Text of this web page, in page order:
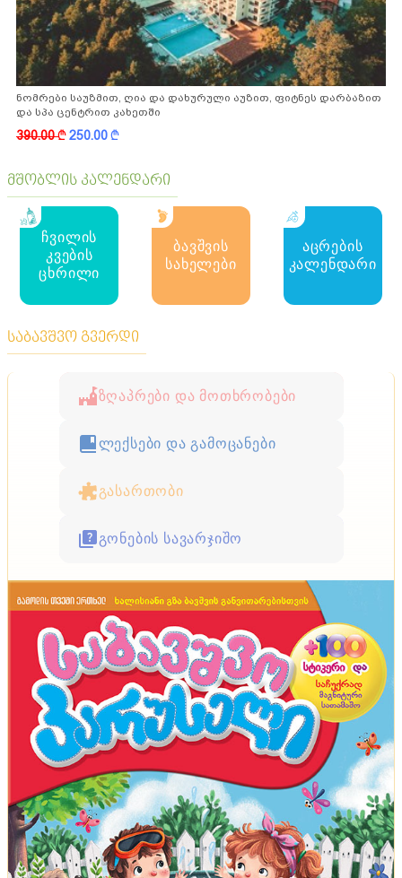
ნომრები საუზმით, ღია და დახურული აუზით, ფიტნეს დარბაზით
და სპა ცენტრით კახეთში
390.00k250.00k
მშობლის კალენდარი
ჩვილის
კვების
ცხრილი
ბავშვის
სახელები
აცრების
კალენდარი
საბავშვო გვერდი
ზღაპრები და მოთხრობები
ლექსები და გამოცანები
გასართობი
გონების სავარჯიშო